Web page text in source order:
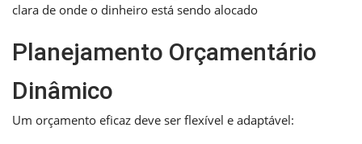
clara de onde o dinheiro está sendo alocado
Planejamento Orçamentário
Dinâmico
Um orçamento eficaz deve ser flexível e adaptável: